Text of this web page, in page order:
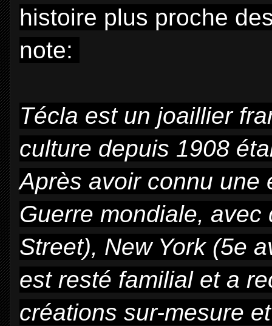
histoire plus proche
note:
Técla est un joaillier
culture depuis 1908
Après avoir connu une
Guerre mondiale,
Street), New York (5e
est resté familial et a
créations sur-mesure